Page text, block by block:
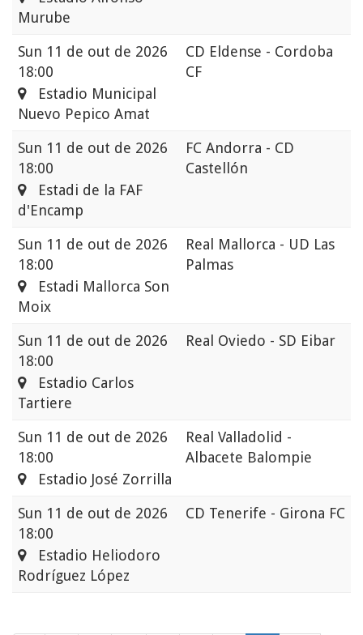
Murube
Sun 11 de out de 2026
18:00
CD Eldense - Cordoba
CF
Estadio Municipal
Nuevo Pepico Amat
Sun 11 de out de 2026
18:00
FC Andorra - CD
Castellón
Estadi de la FAF
d'Encamp
Sun 11 de out de 2026
18:00
Real Mallorca - UD Las
Palmas
Estadi Mallorca Son
Moix
Sun 11 de out de 2026
18:00
Real Oviedo - SD Eibar
Estadio Carlos
Tartiere
Sun 11 de out de 2026
18:00
Real Valladolid -
Albacete Balompie
Estadio José Zorrilla
Sun 11 de out de 2026
18:00
CD Tenerife - Girona FC
Estadio Heliodoro
Rodríguez López